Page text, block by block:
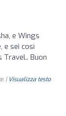
e Wings
e sei così
Buon
| Visualizza testo